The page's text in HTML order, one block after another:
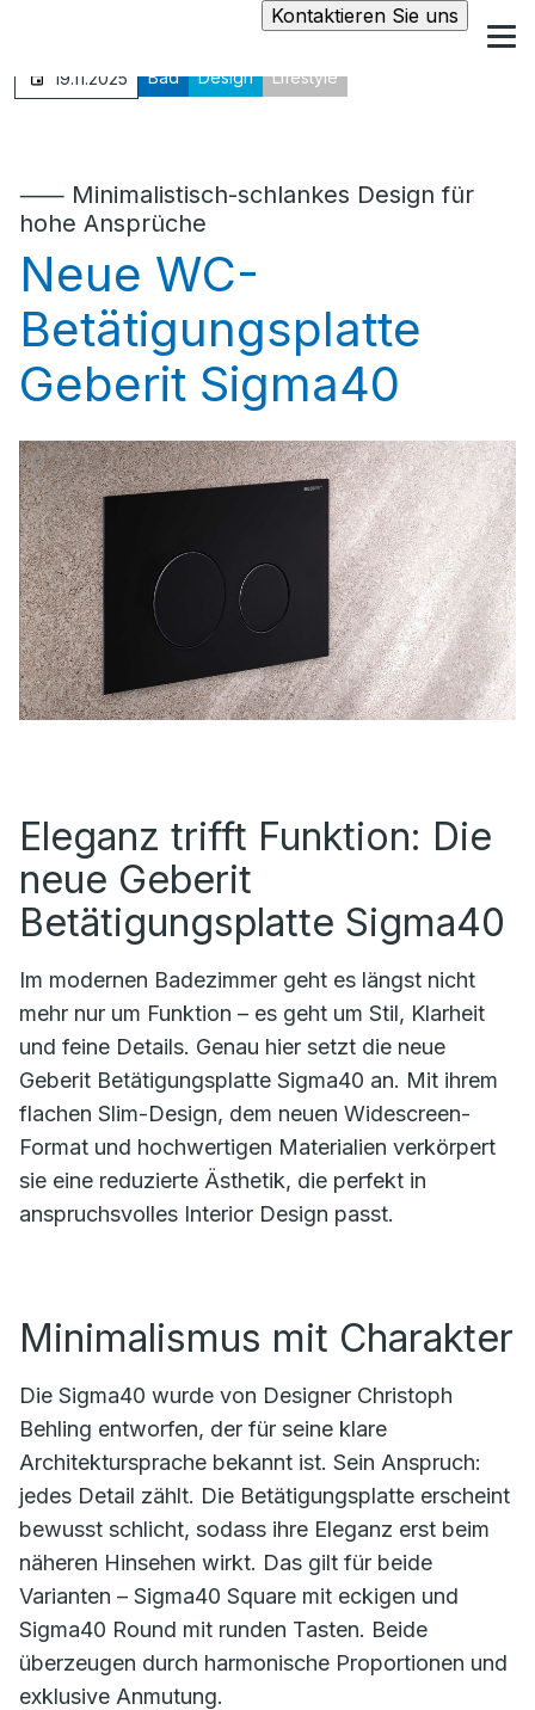
Kontaktieren Sie uns
19.11.2025 Bad Design Lifestyle
⸺ Minimalistisch-schlankes Design für
hohe Ansprüche
Neue WC-
Betätigungsplatte
Geberit Sigma40
Eleganz trifft Funktion: Die
neue Geberit
Betätigungsplatte Sigma40
Im modernen Badezimmer geht es längst nicht
mehr nur um Funktion – es geht um Stil, Klarheit
und feine Details. Genau hier setzt die neue
Geberit Betätigungsplatte Sigma40 an. Mit ihrem
flachen Slim-Design, dem neuen Widescreen-
Format und hochwertigen Materialien verkörpert
sie eine reduzierte Ästhetik, die perfekt in
anspruchsvolles Interior Design passt.
Minimalismus mit Charakter
Die Sigma40 wurde von Designer Christoph
Behling entworfen, der für seine klare
Architektursprache bekannt ist. Sein Anspruch:
jedes Detail zählt. Die Betätigungsplatte erscheint
bewusst schlicht, sodass ihre Eleganz erst beim
näheren Hinsehen wirkt. Das gilt für beide
Varianten – Sigma40 Square mit eckigen und
Sigma40 Round mit runden Tasten. Beide
überzeugen durch harmonische Proportionen und
exklusive Anmutung.